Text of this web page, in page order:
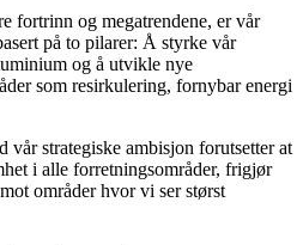
fortrinn og megatrendene, er vår
på to pilarer: Å styrke vår
og å utvikle nye
som resirkulering, fornybar energi
vår strategiske ambisjon forutsetter at
i alle forretningsområder, frigjør
områder hvor vi ser størst